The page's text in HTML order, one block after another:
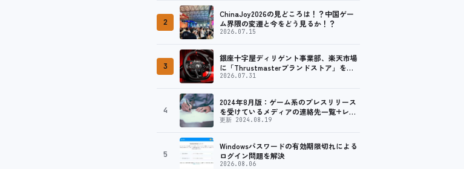
2
ChinaJoy2026の見どころは！？中国ゲー
ム界隈の変遷と今をどう見るか！？
2026.07.15
3
銀座十字屋ディリゲント事業部、楽天市場
に「Thrustmasterブランドストア」をオ
ープン。記念キャンペーンでポイントアッ
2026.07.31
4
2024年8月版：ゲーム系のプレスリリース
を受けているメディアの連絡先一覧+レビ
ュー依頼先一覧
更新 2024.08.19
5
Windowsパスワードの有効期限切れによる
ログイン問題を解決
2026.08.06